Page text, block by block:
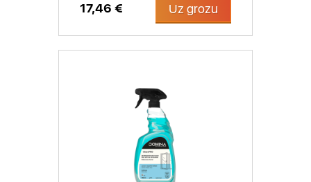
17,46 € Uz grozu